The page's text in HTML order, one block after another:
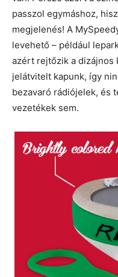
passzol egymáshoz,
megjelenés! A
levehető – például
azért rejtőzik a dizájnos
jelátvitelt kapunk, így
bezavaró rádiójelek, és
vezetékek sem.